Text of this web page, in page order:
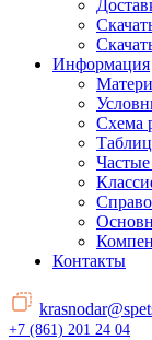
Информация
Схема
Контакты
+7 (861) 201 24 04